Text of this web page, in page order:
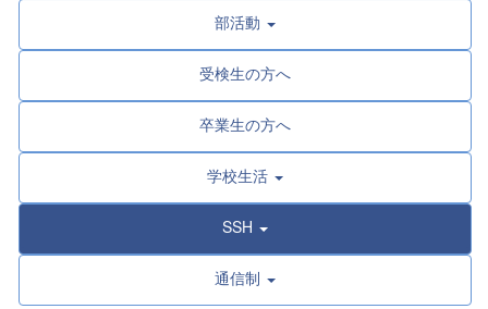
部活動
受検生の方へ
卒業生の方へ
学校生活
SSH
通信制